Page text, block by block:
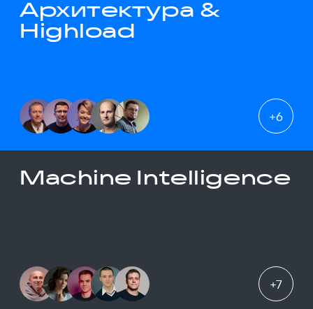
Архитектура &
Highload
+6
Machine Intelligence
+7